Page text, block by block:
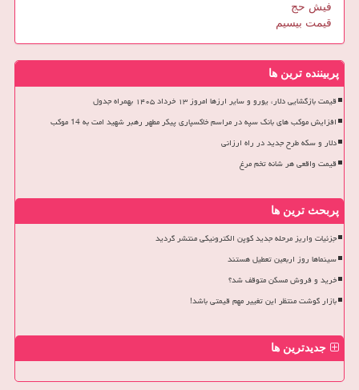
فیش حج
قیمت بیسیم
پربیننده ترین ها
قیمت بازگشایی دلار، یورو و سایر ارزها امروز ۱۳ خرداد ۱۴۰۵ بهمراه جدول
افزایش موکب های بانک سپه در مراسم خاکسپاری پیکر مطهر رهبر شهید امت به 14 موکب
دلار و سکه طرح جدید در راه ارزانی
قیمت واقعی هر شانه تخم مرغ
پربحث ترین ها
جزئیات واریز مرحله جدید کوپن الکترونیکی منتشر گردید
سینماها روز اربعین تعطیل هستند
خرید و فروش مسکن متوقف شد؟
بازار گوشت منتظر این تغییر مهم قیمتی باشد!
جدیدترین ها